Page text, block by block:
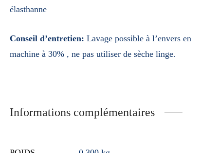
élasthanne
Conseil d’entretien: Lavage possible à l’envers en
machine à 30% , ne pas utiliser de sèche linge.
Informations complémentaires